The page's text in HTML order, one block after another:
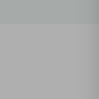
à 19h
et Août